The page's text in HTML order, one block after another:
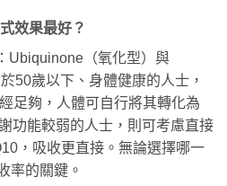
效果最好？
Ubiquinone（氧化型）與
50歲以下、身體健康的人士，
足夠，人體可自行將其轉化為
功能較弱的人士，則可考慮直接
，吸收更直接。無論選擇哪一
率的關鍵。